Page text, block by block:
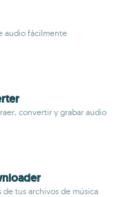
audio fácilmente
convertir y grabar audio
de tus archivos de música